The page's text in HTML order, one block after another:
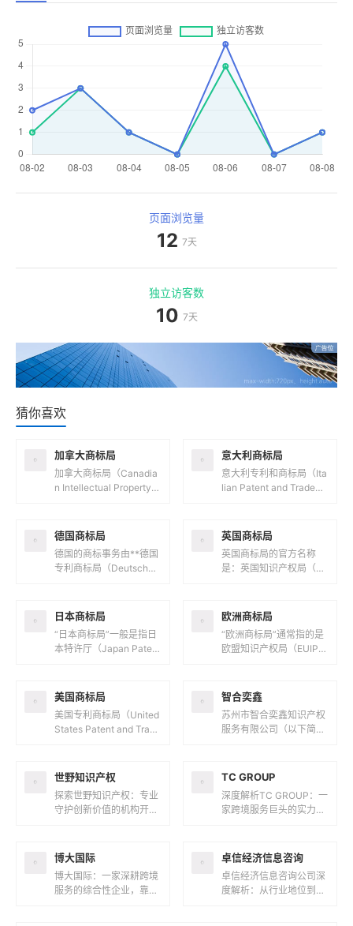
页面浏览量
12 7天
独立访客数
10 7天
猜你喜欢
加拿大商标局
加拿大商标局（Canadia
n Intellectual Property O
意大利商标局
意大利专利和商标局（Ita
lian Patent and Tradem
德国商标局
德国的商标事务由**德国
专利商标局（Deutsches
英国商标局
英国商标局的官方名称
是：英国知识产权局（U
日本商标局
“日本商标局”一般是指日
本特许厅（Japan Patent
日本国内...
欧洲商标局
“欧洲商标局”通常指的是
欧盟知识产权局（EUIPO,
美国商标局
美国专利商标局（United
States Patent and Trade
智合奕鑫
苏州市智合奕鑫知识产权
服务有限公司（以下简称
知识产权服务为核心的企
世野知识产权
探索世野知识产权：专业
守护创新价值的机构开
领域，世野知识产权正以
专业化服务守...
TC GROUP
深度解析TC GROUP：一
家跨境服务巨头的实力与
浪潮席卷商业领域的今
天...
博大国际
博大国际：一家深耕跨境
服务的综合性企业，靠谱
卓信经济信息咨询
卓信经济信息咨询公司深
度解析：从行业地位到服